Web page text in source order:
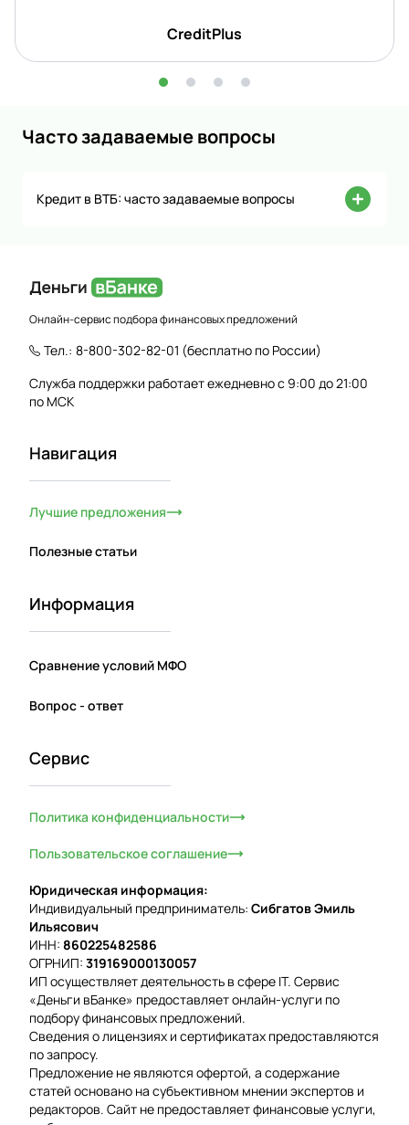
CreditPlus
Часто задаваемые вопросы
Кредит в ВТБ: часто задаваемые вопросы
Онлайн-сервис подбора финансовых предложений
Тел.: 8-800-302-82-01 (бесплатно по России)
Служба поддержки работает ежедневно с 9:00 до 21:00
по МСК
Навигация
Лучшие предложения
Полезные статьи
Информация
Сравнение условий МФО
Вопрос - ответ
Сервис
Политика конфиденциальности
Пользовательское соглашение
Юридическая информация:
Индивидуальный предприниматель: Сибгатов Эмиль
Ильясович
ИНН: 860225482586
ОГРНИП: 319169000130057
ИП осуществляет деятельность в сфере IT. Сервис
«Деньги вБанке» предоставляет онлайн-услуги по
подбору финансовых предложений.
Сведения о лицензиях и сертификатах предоставляются
по запросу.
Предложение не являются офертой, а содержание
статей основано на субъективном мнении экспертов и
редакторов. Сайт не предоставляет финансовые услуги,